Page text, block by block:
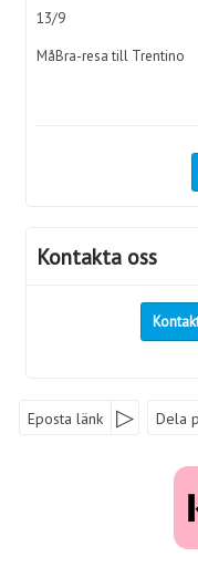
13/9
MåBra-resa till Trentino
Kontakta oss
Eposta länk Dela